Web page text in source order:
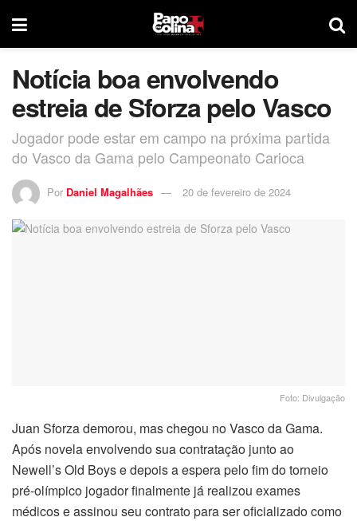
Notícia boa envolvendo
estreia de Sforza pelo Vasco
Jogador pode estar em campo na próxima partida
do Vasco da Gama pelo Campeonato Carioca
Por Daniel Magalhães 20 de fevereiro de 2024
Foto: Divulgação
Juan Sforza demorou, mas chegou no Vasco da Gama.
Após novela envolvendo sua contratação junto ao
Newell’s Old Boys e depois a espera pelo fim do torneio
pré-olímpico jogador finalmente já realizou exames
médicos e assinou seu contrato para ser oficializado como